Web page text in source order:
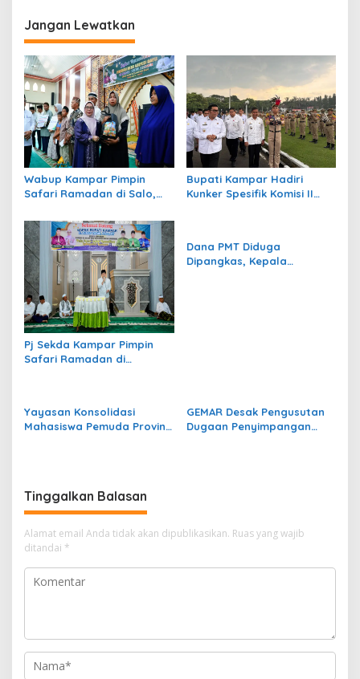
a
s
i
p
o
s
Jangan Lewatkan
Wabup Kampar Pimpin
Safari Ramadan di Salo,
Product dan Program
Rumah Layak Huni 2026
Bupati Kampar Hadiri
Kunker Spesifik Komisi II
Pj Sekda Kampar Pimpin
Safari Ramadan di
Dana PMT Diduga
Dipangkas, Kepala
Yayasan Konsolidasi
Mahasiswa Pemuda Provinsi
GEMAR Desak Pengusutan
Dugaan Penyimpangan
Tinggalkan Balasan
Alamat email Anda tidak akan dipublikasikan. Ruas yang wajib
ditandai *